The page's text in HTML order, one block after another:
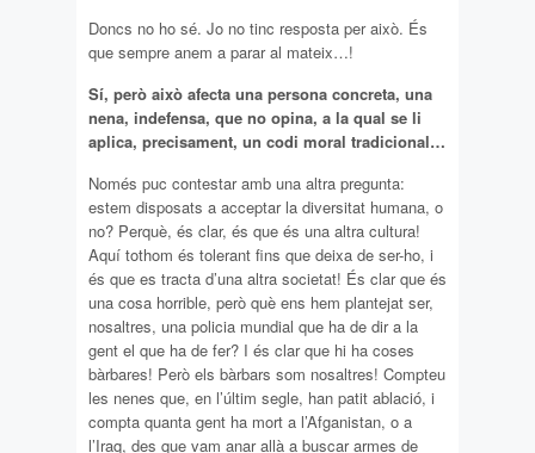
Doncs no ho sé. Jo no tinc resposta per això. És
que sempre anem a parar al mateix…!
Sí, però això afecta una persona concreta, una
nena, indefensa, que no opina, a la qual se li
aplica, precisament, un codi moral tradicional…
Només puc contestar amb una altra pregunta:
estem disposats a acceptar la diversitat humana, o
no? Perquè, és clar, és que és una altra cultura!
Aquí tothom és tolerant fins que deixa de ser-ho, i
és que es tracta d’una altra societat! És clar que és
una cosa horrible, però què ens hem plantejat ser,
nosaltres, una policia mundial que ha de dir a la
gent el que ha de fer? I és clar que hi ha coses
bàrbares! Però els bàrbars som nosaltres! Compteu
les nenes que, en l’últim segle, han patit ablació, i
compta quanta gent ha mort a l’Afganistan, o a
l’Iraq, des que vam anar allà a buscar armes de